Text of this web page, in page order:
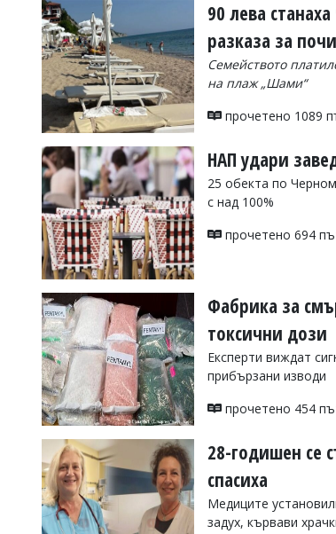
office@flagman.bg
Коментарите
статиите
въвеждат
читателите
редакцията
отговорност
откриете
обиден
коментар,
сигнализирайте
90 лева
разказа за
Семейството
на плаж „Шами“
прочетено 1089
НАП удари
25 обекта по
с над 100%
прочетено 694
Фабрика за
токсични дози
Експерти виждат
прибързани изводи
прочетено 454
28-годишен се
спасиха
Медиците
задух, кървави